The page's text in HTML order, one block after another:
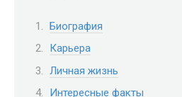
Биография
Карьера
Личная жизнь
Интересные факты